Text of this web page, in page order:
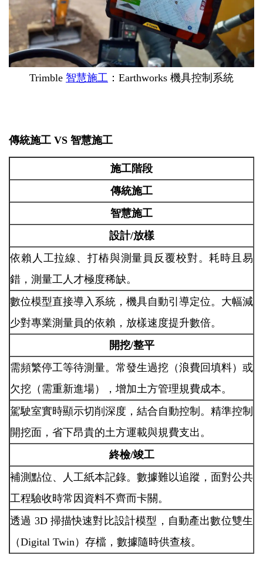
Trimble 智慧施工 ：Earthworks 機具控制系統
傳統施工 VS 智慧施工
施工階段
傳統施工
智慧施工
設計/放樣
依賴人工拉線、打樁與測量員反覆校對。耗時且易
錯，測量工人才極度稀缺。
數位模型直接導入系統，機具自動引導定位。大幅減
少對專業測量員的依賴，放樣速度提升數倍。
開挖/整平
需頻繁停工等待測量。常發生過挖（浪費回填料）或
欠挖（需重新進場），增加土方管理規費成本。
駕駛室實時顯示切削深度，結合自動控制。精準控制
開挖面，省下昂貴的土方運載與規費支出。
終檢/竣工
補測點位、人工紙本記錄。數據難以追蹤，面對公共
工程驗收時常因資料不齊而卡關。
透過 3D 掃描快速對比設計模型，自動產出數位雙生
（Digital Twin）存檔，數據隨時供查核。